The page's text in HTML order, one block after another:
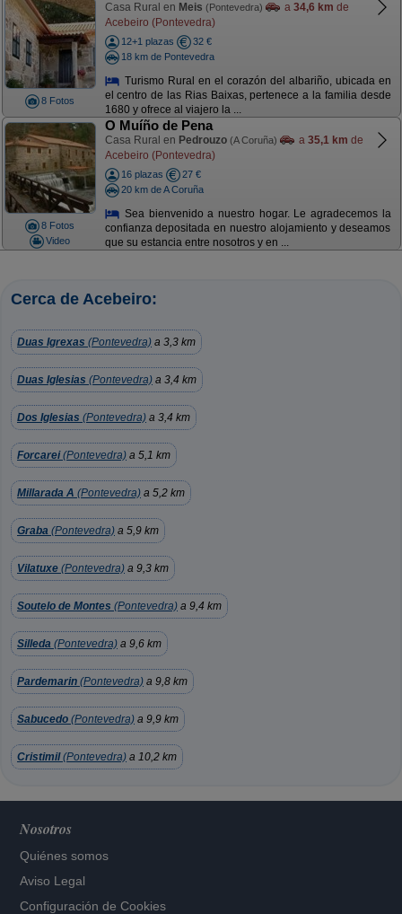
8 Fotos
Casa Rural en Meis (Pontevedra) a 34,6 km de
Acebeiro (Pontevedra)
12+1 plazas
32 €
18 km de Pontevedra
Turismo Rural en el corazón del albariño, ubicada en
el centro de las Rias Baixas, pertenece a la familia desde
1680 y ofrece al viajero la ...
8 Fotos
Video
O Muíño de Pena
Casa Rural en Pedrouzo (A Coruña) a 35,1 km de
Acebeiro (Pontevedra)
16 plazas
27 €
20 km de A Coruña
Sea bienvenido a nuestro hogar. Le agradecemos la
confianza depositada en nuestro alojamiento y deseamos
que su estancia entre nosotros y en ...
Cerca de Acebeiro:
Duas Igrexas (Pontevedra) a 3,3 km
Duas Iglesias (Pontevedra) a 3,4 km
Dos Iglesias (Pontevedra) a 3,4 km
Forcarei(Pontevedra) a 5,1 km
Millarada A (Pontevedra) a 5,2 km
Graba (Pontevedra) a 5,9 km
Vilatuxe (Pontevedra) a 9,3 km
Soutelo de Montes (Pontevedra) a 9,4 km
Silleda (Pontevedra) a 9,6 km
Pardemarin (Pontevedra) a 9,8 km
Sabucedo (Pontevedra) a 9,9 km
Cristimil(Pontevedra) a 10,2 km
Nosotros
Quiénes somos
Aviso Legal
Configuración de Cookies